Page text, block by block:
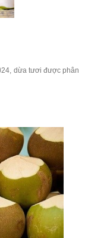
dừa tươi được phân